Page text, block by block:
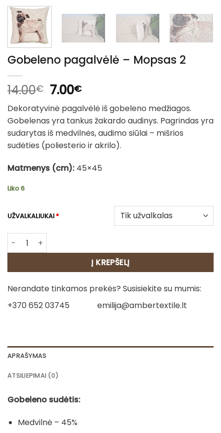
Gobeleno pagalvėlė – Mopsas 2
14.00€ Original
price
was:
14.00€.
7.00€Current
price
is:
7.00€.
Dekoratyvinė pagalvėlė iš gobeleno medžiagos.
Gobelenas yra tankus žakardo audinys. Pagrindas yra
sudarytas iš medvilnės, audimo siūlai – mišrios
sudėties (poliesterio ir akrilo).
Matmenys (cm): 45×45
Liko 6
UŽVALKALIUKAI*
produkto kiekis: Gobeleno pagalvėlė – Mopsas 2
Į KREPŠELĮ
Nerandate tinkamos prekės? Susisiekite su mumis:
+370 652 03745
emilija@ambertextile.lt
APRAŠYMAS
ATSILIEPIMAI (0)
Gobeleno sudėtis:
Medvilnė – 45%